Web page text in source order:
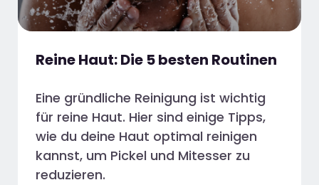
Reine Haut: Die 5 besten Routinen
Eine gründliche Reinigung ist wichtig
für reine Haut. Hier sind einige Tipps,
wie du deine Haut optimal reinigen
kannst, um Pickel und Mitesser zu
reduzieren.